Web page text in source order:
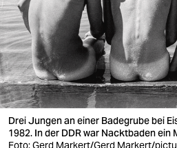
wahrheit
verlag
verlag
veranstaltungen
shop
Drei Jungen an einer Badegrube bei
1982. In der DDR war Nacktbaden ein